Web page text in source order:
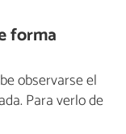
forma
observarse el
Para verlo de